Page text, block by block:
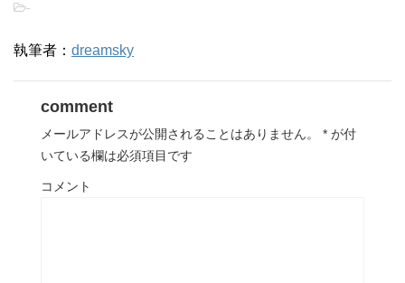
-
執筆者： dreamsky
comment
メールアドレスが公開されることはありません。 * が付
いている欄は必須項目です
コメント